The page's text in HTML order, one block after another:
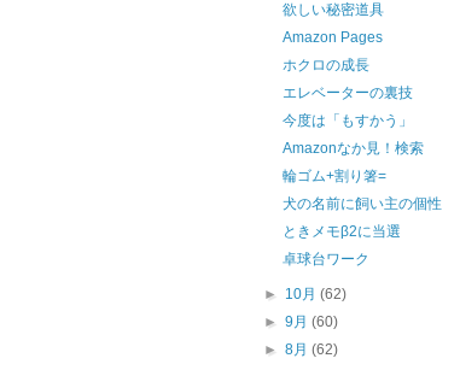
欲しい秘密道具
Amazon Pages
ホクロの成長
エレベーターの裏技
今度は「もすかう」
Amazonなか見！検索
輪ゴム+割り箸=
犬の名前に飼い主の個性
ときメモβ2に当選
卓球台ワーク
► 10月(62)
►9月(60)
►8月(62)